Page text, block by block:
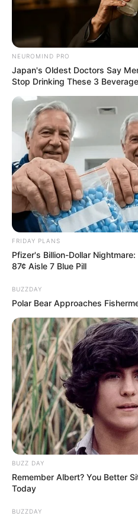
NEUROMIND PRO
Japan's Oldest Doctors Say
Stop Drinking These 3
FRIDAY PLANS
Pfizer's Billion-Dollar
87¢ Aisle 7 Blue Pill
BUZZDAY
Polar Bear Approaches
BUZZ DAY
Remember Albert? You Better
Today
BUZZDAY